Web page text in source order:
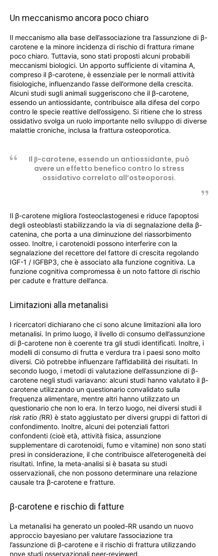
Un meccanismo ancora poco chiaro
Il meccanismo alla base dell’associazione tra l’assunzione di β-
carotene e la minore incidenza di rischio di frattura rimane
poco chiaro. Tuttavia, sono stati proposti alcuni probabili
meccanismi biologici. Un apporto sufficiente di vitamina A,
compreso il β-carotene, è essenziale per le normali attività
fisiologiche, influenzando l’asse dell’ormone della crescita.
Alcuni studi sugli animali suggeriscono che il β-carotene,
essendo un antiossidante, contribuisce alla difesa del corpo
contro le specie reattive dell’ossigeno. Si ritiene che lo stress
ossidativo svolga un ruolo importante nello sviluppo di diverse
malattie croniche, inclusa la frattura osteoporotica.
Il β-carotene, essendo un antiossidante, può
avere un effetto benefico contro lo stress
ossidativo correlato all’osteoporosi.
Il β-carotene migliora l’osteoclastogenesi e riduce l’apoptosi
degli osteoblasti stabilizzando la via di segnalazione della β-
catenina, che porta a una diminuzione del riassorbimento
osseo. Inoltre, i carotenoidi possono interferire con la
segnalazione del recettore del fattore di crescita regolando
IGF-1 / IGFBP3, che è associato alla funzione cognitiva. La
funzione cognitiva compromessa è un noto fattore di rischio
per cadute e fratture dell’anca.
Limitazioni alla metanalisi
I ricercatori dichiarano che ci sono alcune limitazioni alla loro
metanalisi. In primo luogo, il livello di consumo dell’assunzione
di β-carotene non è coerente tra gli studi identificati. Inoltre, i
modelli di consumo di frutta e verdura tra i paesi sono molto
diversi. Ciò potrebbe influenzare l’affidabilità dei risultati. In
secondo luogo, i metodi di valutazione dell’assunzione di β-
carotene negli studi variavano: alcuni studi hanno valutato il β-
carotene utilizzando un questionario convalidato sulla
frequenza alimentare, mentre altri hanno utilizzato un
questionario che non lo era. In terzo luogo, nei diversi studi il
risk ratio (RR) è stato aggiustato per diversi gruppi di fattori di
confondimento. Inoltre, alcuni dei potenziali fattori
confondenti (cioè età, attività fisica, assunzione
supplementare di carotenoidi, fumo e vitamine) non sono stati
presi in considerazione, il che contribuisce all’eterogeneità dei
risultati. Infine, la meta-analisi si è basata su studi
osservazionali, che non possono determinare una relazione
causale tra β-carotene e fratture.
β-carotene e rischio di fatture
La metanalisi ha generato un pooled-RR usando un nuovo
approccio bayesiano per valutare l’associazione tra
l’assunzione di β-carotene e il rischio di frattura utilizzando
nove studi osservazionali peer-reviewed.